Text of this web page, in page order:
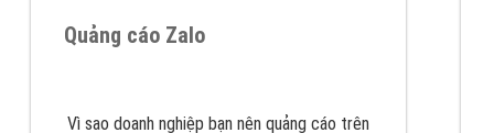
Quảng cáo Zalo
Vì sao doanh nghiệp bạn nên quảng cáo trên